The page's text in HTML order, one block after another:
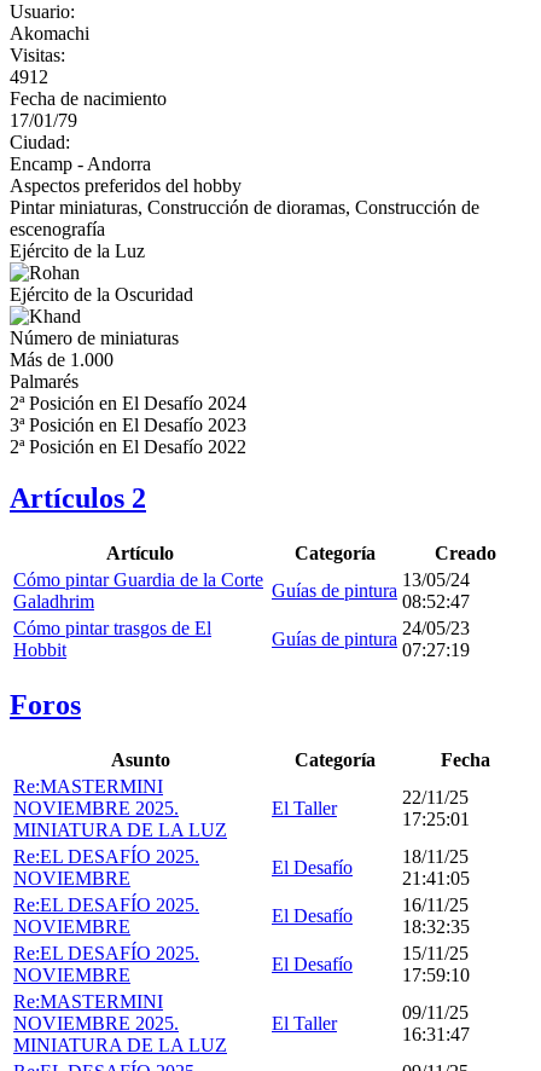
Usuario:
Akomachi
Visitas:
4912
Fecha de nacimiento
17/01/79
Ciudad:
Encamp - Andorra
Aspectos preferidos del hobby
Pintar miniaturas, Construcción de dioramas, Construcción de
escenografía
Ejército de la Luz
Ejército de la Oscuridad
Número de miniaturas
Más de 1.000
Palmarés
2ª Posición en El Desafío 2024
3ª Posición en El Desafío 2023
2ª Posición en El Desafío 2022
Artículos 2
Artículo Categoría
Creado
Cómo pintar Guardia de la Corte
Galadhrim
Guías de pintura
13/05/24
08:52:47
Cómo pintar trasgos de El
Hobbit
Guías de pintura
24/05/23
07:27:19
Foros
Asunto Categoría
Fecha
Re:MASTERMINI
NOVIEMBRE 2025.
MINIATURA DE LA LUZ
El Taller
22/11/25
17:25:01
Re:EL DESAFÍO 2025.
NOVIEMBRE
El Desafío
18/11/25
21:41:05
Re:EL DESAFÍO 2025.
NOVIEMBRE
El Desafío
16/11/25
18:32:35
Re:EL DESAFÍO 2025.
NOVIEMBRE
El Desafío
15/11/25
17:59:10
Re:MASTERMINI
NOVIEMBRE 2025.
MINIATURA DE LA LUZ
El Taller
09/11/25
16:31:47